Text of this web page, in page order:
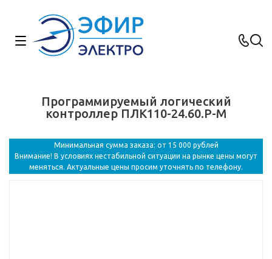
Программируемый логический
контроллер ПЛК110-24.60.Р-М
Минимальная сумма заказа: от 15 000 рублей
Внимание! В условиях нестабильной ситуации на рынке цены могут
меняться. Актуальные цены просим уточнять по телефону.